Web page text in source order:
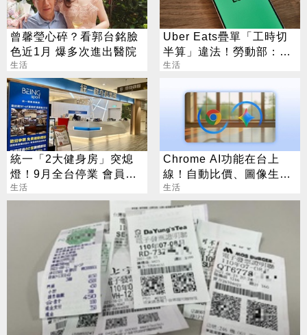
曾馨瑩心碎？看郭台銘臉
色近1月 爆多次進出醫院
生活
Uber Eats疊單「工時切
半算」違法！勞動部：每
案可罰2萬
生活
統一「2大健身房」突熄
燈！9月全台停業 會員退
費方案一次看
生活
Chrome AI功能在台上
線！自動比價、圖像生成
化身最強助理
生活